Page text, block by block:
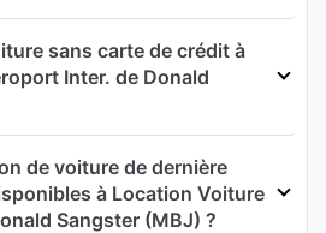
sans carte de crédit à
Inter. de Donald
de voiture de dernière
à Location Voiture
Sangster (MBJ) ?